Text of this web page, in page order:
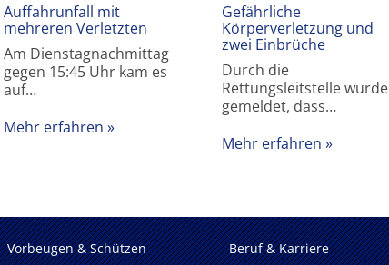
Auffahrunfall mit
mehreren Verletzten
Am Dienstagnachmittag
gegen 15:45 Uhr kam es
auf…
Mehr erfahren
Gefährliche
Körperverletzung und
zwei Einbrüche
Durch die
Rettungsleitstelle wurde
gemeldet, dass…
Mehr erfahren
Vorbeugen & Schützen
Beruf & Karriere